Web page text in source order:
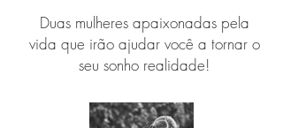
Duas mulheres apaixonadas pela
vida que irão ajudar você a tornar o
seu sonho realidade!